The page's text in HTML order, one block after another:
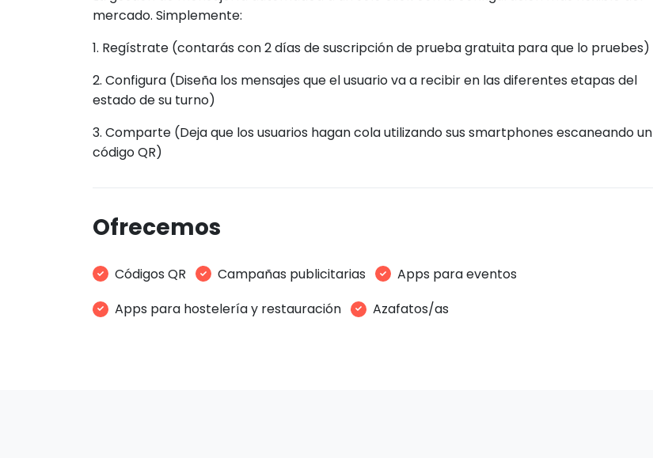
mercado. Simplemente:
1. Regístrate (contarás con 2 días de suscripción de prueba gratuita para que lo pruebes)
2. Configura (Diseña los mensajes que el usuario va a recibir en las diferentes etapas del
estado de su turno)
3. Comparte (Deja que los usuarios hagan cola utilizando sus smartphones escaneando un
código QR)
Ofrecemos
Códigos QR Campañas publicitarias
Apps para eventos
Apps para hostelería y restauración
Azafatos/as